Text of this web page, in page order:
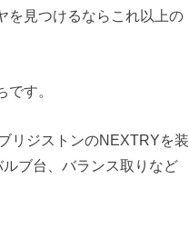
を見つけるならこれ以上の
す。
リジストンのNEXTRYを装
ブ台、バランス取りなど